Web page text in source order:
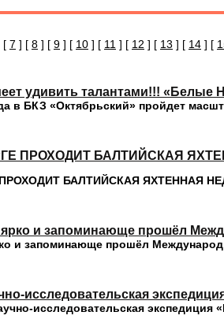
[ 7 ] [ 8 ] [ 9 ] [ 10 ] [ 11 ] [ 12 ] [ 13 ] [ 14 ] [
удивить талантами!!! «Белые
в БКЗ «Октябрьский» пройдет
ПРОХОДИТ БАЛТИЙСКАЯ
БАЛТИЙСКАЯ ЯХТЕННАЯ
ярко и запоминающе прошёл
и запоминающе прошёл
исследовательская
исследовательская экспедиция